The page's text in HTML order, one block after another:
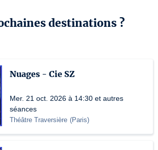
destinations ?
Nuages - Cie SZ
Mer. 21 oct. 2026 à 14:30 et autres
séances
Théâtre Traversière (Paris)